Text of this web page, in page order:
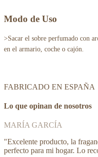
Modo de Uso
>Sacar el sobre perfumado con
en el armario, coche o cajón.
FABRICADO EN ESPAÑA
Lo que opinan de nosotros
MARÍA GARCÍA
"Excelente producto, la
perfecto para mi hogar. Lo